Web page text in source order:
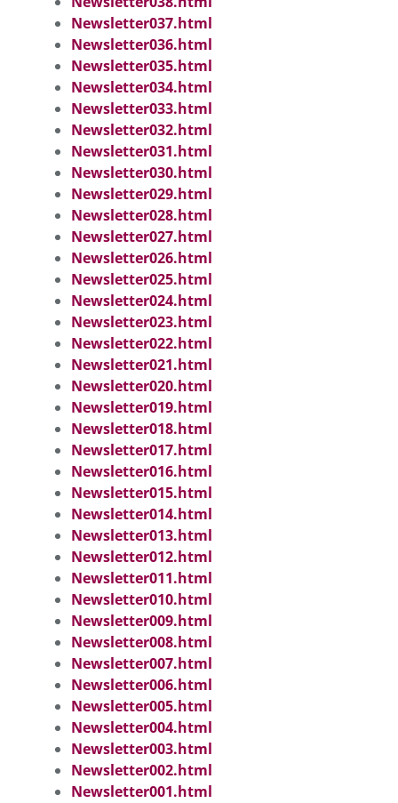
Newsletter037.html
Newsletter036.html
Newsletter035.html
Newsletter034.html
Newsletter033.html
Newsletter032.html
Newsletter031.html
Newsletter030.html
Newsletter029.html
Newsletter028.html
Newsletter027.html
Newsletter026.html
Newsletter025.html
Newsletter024.html
Newsletter023.html
Newsletter022.html
Newsletter021.html
Newsletter020.html
Newsletter019.html
Newsletter018.html
Newsletter017.html
Newsletter016.html
Newsletter015.html
Newsletter014.html
Newsletter013.html
Newsletter012.html
Newsletter011.html
Newsletter010.html
Newsletter009.html
Newsletter008.html
Newsletter007.html
Newsletter006.html
Newsletter005.html
Newsletter004.html
Newsletter003.html
Newsletter002.html
Newsletter001.html